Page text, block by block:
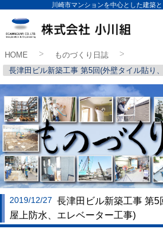
川崎市マンションを中心とした建築
HOME >ものづくり日誌
長津田ビル新築工事 第5回(外壁タイル貼り
2019/12/27 長津田ビル新築工事 第5
屋上防水、エレベーター工事)